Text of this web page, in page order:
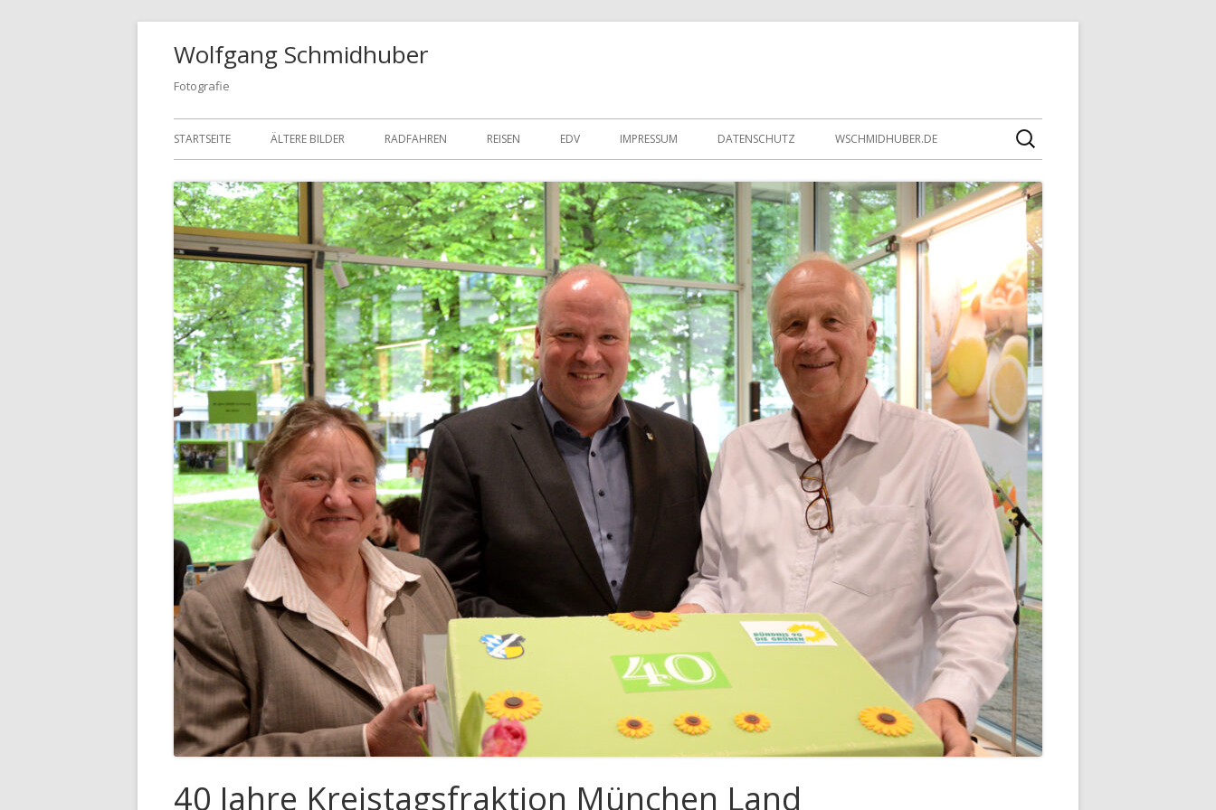
Wolfgang Schmidhuber
Fotografie
Primäres
Menü
STARTSEITE ÄLTERE BILDER RADFAHREN REISEN EDV IMPRESSUM DATENSCHUTZ WSCHMIDHUBER.DE
Suche
nach:
40 Jahre Kreistagsfraktion München Land